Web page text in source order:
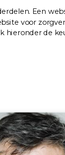
Een
voor
hieronder de